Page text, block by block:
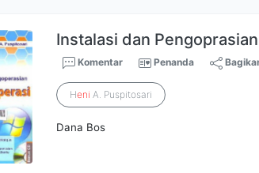
Instalasi dan
Komentar Penanda
Heni A. Puspitosari
Dana Bos